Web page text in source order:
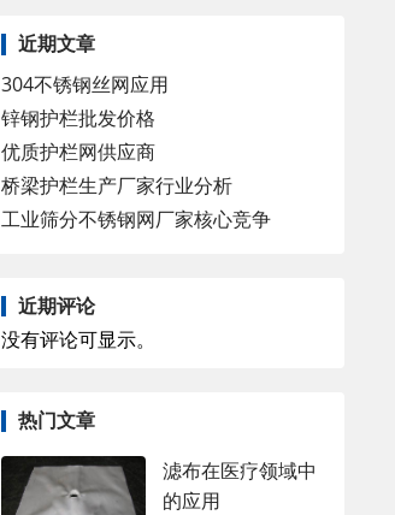
近期文章
304不锈钢丝网应用
锌钢护栏批发价格
优质护栏网供应商
桥梁护栏生产厂家行业分析
工业筛分不锈钢网厂家核心竞争
近期评论
没有评论可显示。
热门文章
滤布在医疗领域中
的应用